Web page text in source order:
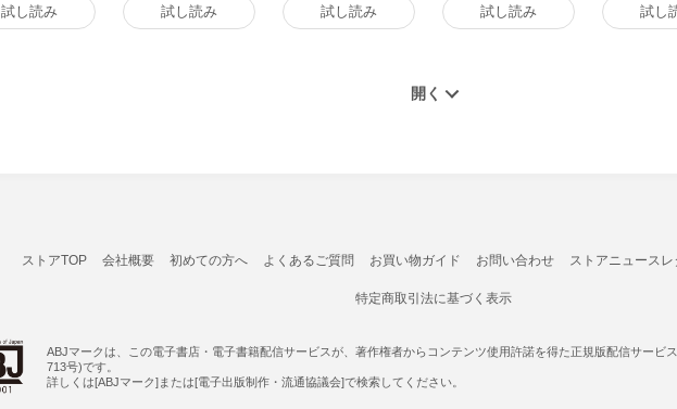
試し読み 試し読み 試し読み 試し読み 試し
ストアTOP 会社概要 初めての方へ よくあるご質問 お買い物ガイド お問い合わせ ストアニュースレ
特定商取引法に基づく表示
ABJマークは、この電子書店・電子書籍配信サービスが、著作権者からコンテンツ使用許諾を得た正規版配信サービ
713号)です。
詳しくは[ABJマーク]または[電子出版制作・流通協議会]で検索してください。